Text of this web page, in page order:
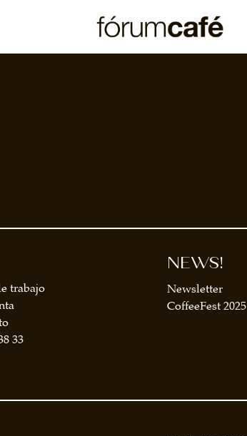
trabajo
33
NEWS!
Newsletter
CoffeeFest 2025